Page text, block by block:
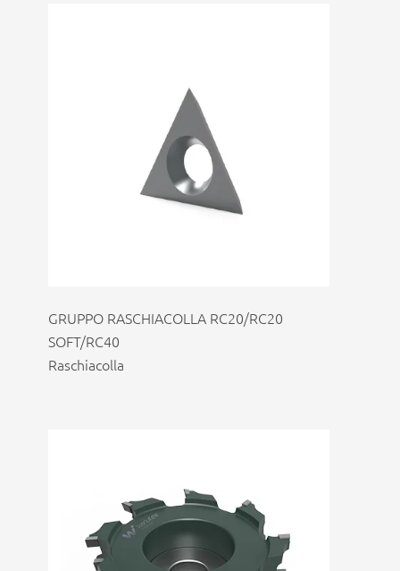
GRUPPO RASCHIACOLLA RC20/RC20
SOFT/RC40
Raschiacolla